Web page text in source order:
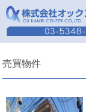
売買物件